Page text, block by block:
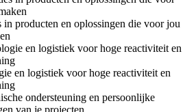
in producten en oplossingen die voor jou
en logistiek voor hoge reactiviteit en